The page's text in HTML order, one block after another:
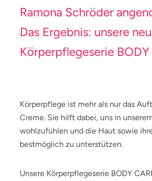
Ramona Schröder
Das Ergebnis: unsere
Körperpflegeserie BODY
Körperpflege ist mehr als nur das
Creme. Sie hilft dabei, uns in
wohlzufühlen und die Haut sowie
bestmöglich zu unterstützen.
Unsere Körperpflegeserie BODY